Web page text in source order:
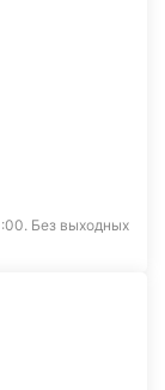
Без выходных